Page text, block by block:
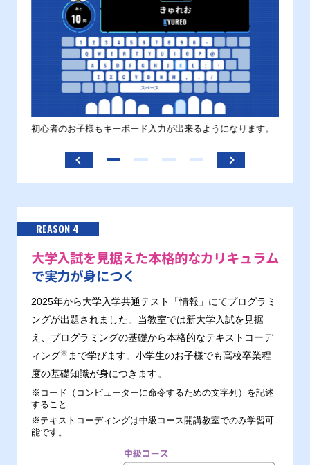
初心者のお子様もキーボード入力が出来るようになります。
REASON 4
大学入試を見据えた本格的なカリキュラム
で実力が身につく
2025年から大学入学共通テスト「情報」にてプログラミ
ングが出題されました。当教室では新大学入試を見据
え、プログラミングの基礎から本格的なテキストコーデ
ィング※ まで学びます。小学生のお子様でも高校卒業程
度の基礎知識が身につきます。
※コード（コンピューターに命令するための文字列）を記述
すること
※テキストコーディングは中級コース開講教室でのみ学習可
能です。